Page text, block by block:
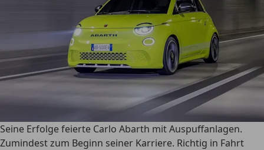
Seine Erfolge feierte Carlo Abarth mit Auspuffanlagen.
Zumindest zum Beginn seiner Karriere. Richtig in Fahrt